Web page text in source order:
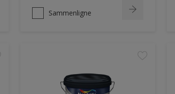
Sammenligne